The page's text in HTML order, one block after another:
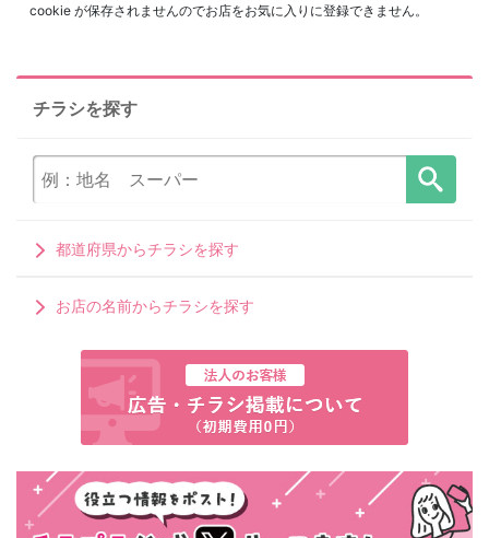
cookie が保存されませんのでお店をお気に入りに登録できません。
チラシを探す
都道府県からチラシを探す
お店の名前からチラシを探す